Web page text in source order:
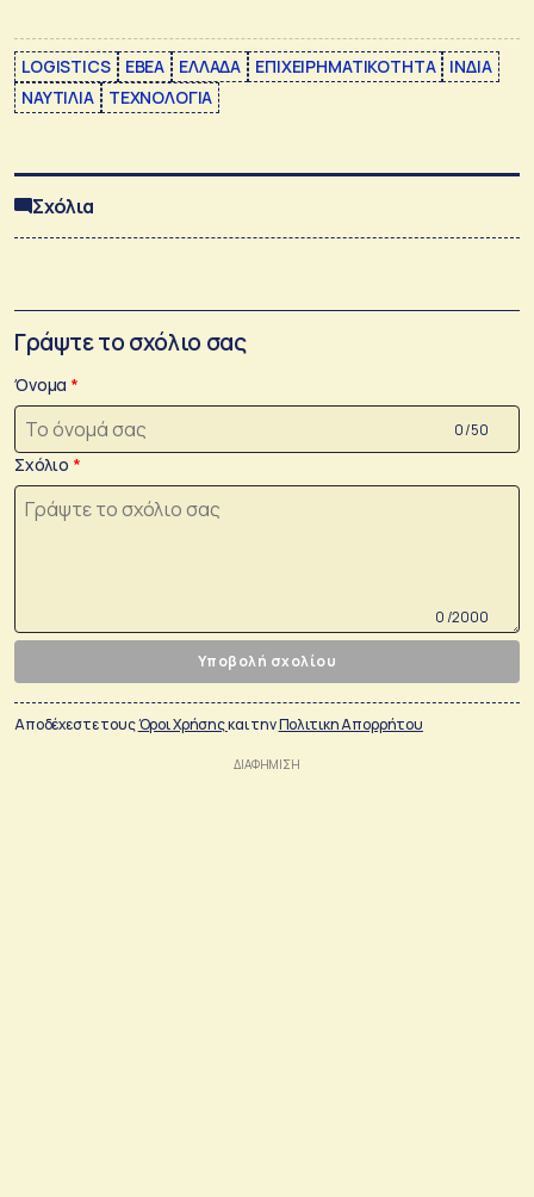
LOGISTICS ΕΒΕΑ ΕΛΛΑΔΑ ΕΠΙΧΕΙΡΗΜΑΤΙΚΟΤΗΤΑ
ΙΝΔΙΑ
ΝΑΥΤΙΛΙΑ
ΤΕΧΝΟΛΟΓΙΑ
Σχόλια
Γράψτε το σχόλιο σας
Όνομα
0 /50
Σχόλιο
0 /2000
Υποβολή σχολίου
Αποδέχεστε τουςΌροι Χρήσηςκαι τηνΠολιτικη Απορρήτου